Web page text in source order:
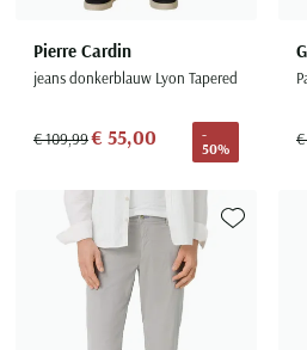
Pierre Cardin
jeans donkerblauw Lyon Tapered
€ 109,99€ 55,00
-
50%
€